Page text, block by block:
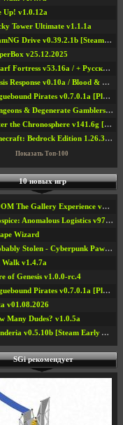
Up! v1.0.12a
Tower Ultimate v1.1.1a
BeamNG Drive v0.39.2.1b [Steam Early Access]
v25.12.2025
Dwarf Fortress v53.16a / + Русская Версия v50.12a
Crisis Response v0.10a / Blood & Bullet
Roguebound Pirates v0.7.0.1a [Playtest]
Dungeons & Degenerate Gamblers v2.0.2a
Enter the Chronosphere v141.6g [Steam Early Access]
Minecraft: Bedrock Edition 1.26.33.1a / + TLauncher v2.89
Показать Топ-100
10 новых игр
DOOM The Gallery Experience v1.4.2
Prospice: Anomalous Logistics v97 [Playtest]
Wizard
Probably Stolen - Cyberpunk Pawnshop Simulator v048c [Playtest]
Walk v1.4.7a
of Genesis v1.0.0-rc.4
Roguebound Pirates v0.7.0.1a [Playtest]
v01.08.2026
Many Dudes? v1.0.5a
Wonderia v0.5.10b [Steam Early Access]
SGi рекомендует